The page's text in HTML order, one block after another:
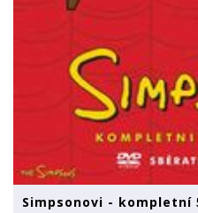
Simpsonovi - kompletní